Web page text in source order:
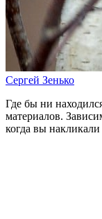
Сергей Зенько
Где бы ни
материалов.
когда вы